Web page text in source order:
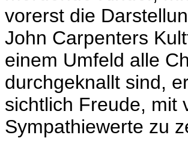
vorerst die
John Carpenters
einem Umfeld alle
durchgeknallt sind,
sichtlich Freude, mit
Sympathiewerte zu